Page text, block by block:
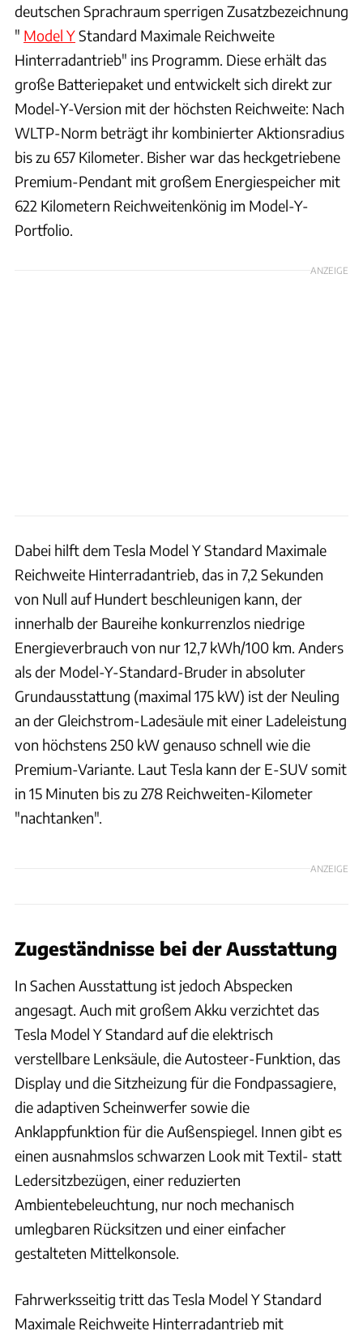
deutschen Sprachraum sperrigen Zusatzbezeichnung
" Model YStandard Maximale Reichweite
Hinterradantrieb" ins Programm. Diese erhält das
große Batteriepaket und entwickelt sich direkt zur
Model-Y-Version mit der höchsten Reichweite: Nach
WLTP-Norm beträgt ihr kombinierter Aktionsradius
bis zu 657 Kilometer. Bisher war das heckgetriebene
Premium-Pendant mit großem Energiespeicher mit
622 Kilometern Reichweitenkönig im Model-Y-
Portfolio.
ANZEIGE
Dabei hilft dem Tesla Model Y Standard Maximale
Reichweite Hinterradantrieb, das in 7,2 Sekunden
von Null auf Hundert beschleunigen kann, der
innerhalb der Baureihe konkurrenzlos niedrige
Energieverbrauch von nur 12,7 kWh/100 km. Anders
als der Model-Y-Standard-Bruder in absoluter
Grundausstattung (maximal 175 kW) ist der Neuling
an der Gleichstrom-Ladesäule mit einer Ladeleistung
von höchstens 250 kW genauso schnell wie die
Premium-Variante. Laut Tesla kann der E-SUV somit
in 15 Minuten bis zu 278 Reichweiten-Kilometer
"nachtanken".
ANZEIGE
Zugeständnisse bei der Ausstattung
In Sachen Ausstattung ist jedoch Abspecken
angesagt. Auch mit großem Akku verzichtet das
Tesla Model Y Standard auf die elektrisch
verstellbare Lenksäule, die Autosteer-Funktion, das
Display und die Sitzheizung für die Fondpassagiere,
die adaptiven Scheinwerfer sowie die
Anklappfunktion für die Außenspiegel. Innen gibt es
einen ausnahmslos schwarzen Look mit Textil- statt
Ledersitzbezügen, einer reduzierten
Ambientebeleuchtung, nur noch mechanisch
umlegbaren Rücksitzen und einer einfacher
gestalteten Mittelkonsole.
Fahrwerksseitig tritt das Tesla Model Y Standard
Maximale Reichweite Hinterradantrieb mit